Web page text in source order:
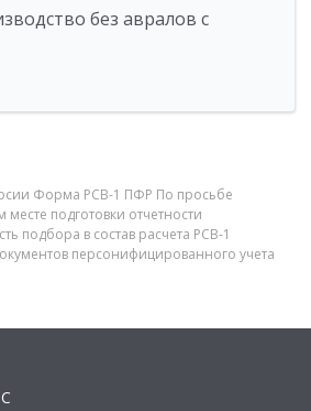
без авралов с
Форма РСВ-1 ПФР По просьбе
подготовки отчетности
подбора в состав расчета РСВ-1
персонифицированного учета